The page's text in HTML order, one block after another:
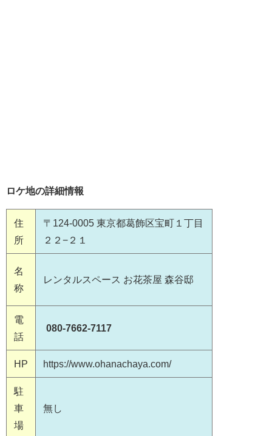
ロケ地の詳細情報
住
所
〒124-0005 東京都葛飾区宝町１丁目
２２−２１
名
称
レンタルスペース お花茶屋 森谷邸
電
話
080-7662-7117
HP https://www.ohanachaya.com/
駐
車
場
無し